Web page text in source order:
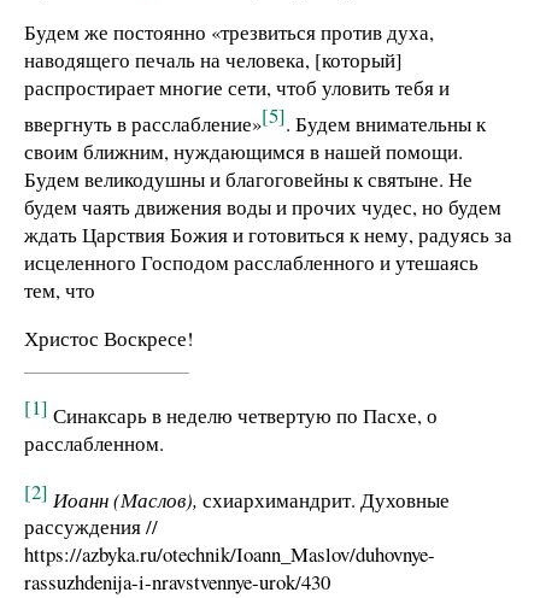
Будем же постоянно «трезвиться против духа,
наводящего печаль на человека, [который]
распростирает многие сети, чтоб уловить тебя и
ввергнуть в расслабление»[5]. Будем внимательны к
своим ближним, нуждающимся в нашей помощи.
Будем великодушны и благоговейны к святыне. Не
будем чаять движения воды и прочих чудес, но будем
ждать Царствия Божия и готовиться к нему, радуясь за
исцеленного Господом расслабленного и утешаясь
тем, что
Христос Воскресе!
[1] Синаксарь в неделю четвертую по Пасхе, о
расслабленном.
[2] Иоанн (Маслов), схиархимандрит. Духовные
рассуждения //
https://azbyka.ru/otechnik/Ioann_Maslov/duhovnye-
rassuzhdenija-i-nravstvennye-urok/430